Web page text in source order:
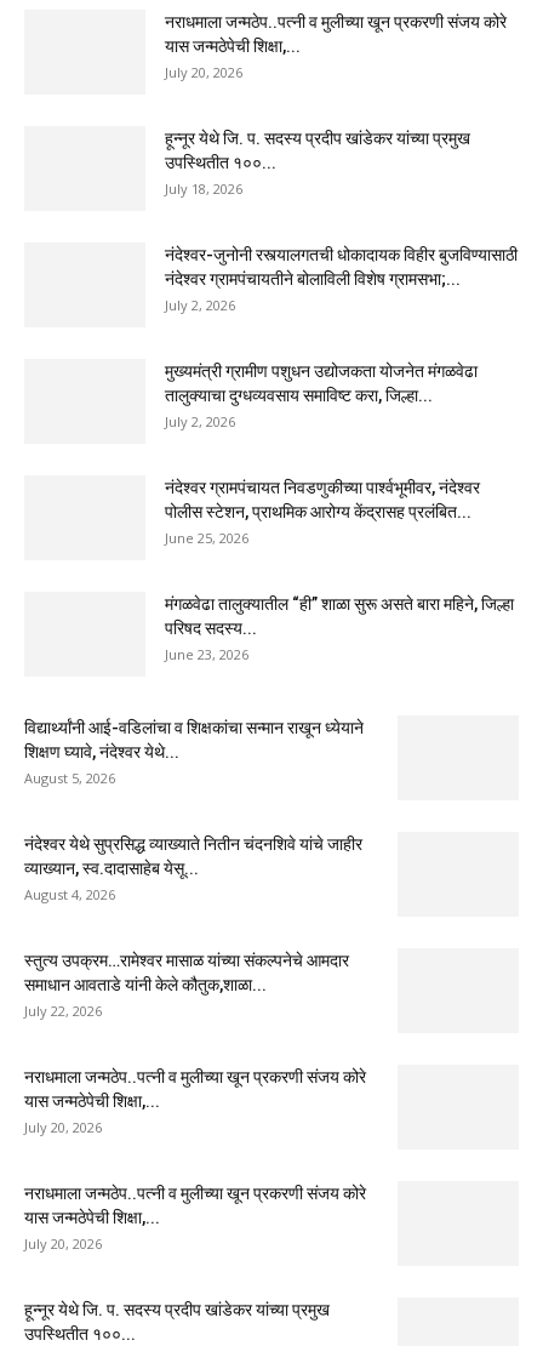
नराधमाला जन्मठेप..पत्नी व मुलीच्या खून प्रकरणी संजय कोरे
यास जन्मठेपेची शिक्षा,...
July 20, 2026
हून्नूर येथे जि. प. सदस्य प्रदीप खांडेकर यांच्या प्रमुख
उपस्थितीत १००...
July 18, 2026
नंदेश्वर-जुनोनी रस्त्यालगतची धोकादायक विहीर बुजविण्यासाठी
नंदेश्वर ग्रामपंचायतीने बोलाविली विशेष ग्रामसभा;...
July 2, 2026
मुख्यमंत्री ग्रामीण पशुधन उद्योजकता योजनेत मंगळवेढा
तालुक्याचा दुग्धव्यवसाय समाविष्ट करा, जिल्हा...
July 2, 2026
नंदेश्वर ग्रामपंचायत निवडणुकीच्या पार्श्वभूमीवर, नंदेश्वर
पोलीस स्टेशन, प्राथमिक आरोग्य केंद्रासह प्रलंबित...
June 25, 2026
मंगळवेढा तालुक्यातील “ही” शाळा सुरू असते बारा महिने, जिल्हा
परिषद सदस्य...
June 23, 2026
विद्यार्थ्यांनी आई-वडिलांचा व शिक्षकांचा सन्मान राखून ध्येयाने
शिक्षण घ्यावे, नंदेश्वर येथे...
August 5, 2026
नंदेश्वर येथे सुप्रसिद्ध व्याख्याते नितीन चंदनशिवे यांचे जाहीर
व्याख्यान, स्व.दादासाहेब येसू...
August 4, 2026
स्तुत्य उपक्रम…रामेश्वर मासाळ यांच्या संकल्पनेचे आमदार
समाधान आवताडे यांनी केले कौतुक,शाळा...
July 22, 2026
नराधमाला जन्मठेप..पत्नी व मुलीच्या खून प्रकरणी संजय कोरे
यास जन्मठेपेची शिक्षा,...
July 20, 2026
नराधमाला जन्मठेप..पत्नी व मुलीच्या खून प्रकरणी संजय कोरे
यास जन्मठेपेची शिक्षा,...
July 20, 2026
हून्नूर येथे जि. प. सदस्य प्रदीप खांडेकर यांच्या प्रमुख
उपस्थितीत १००...